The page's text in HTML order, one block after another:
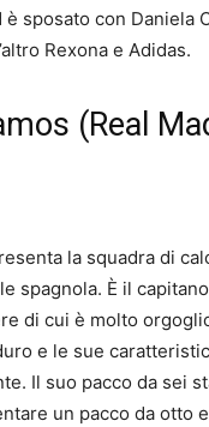
sposato con Daniela
Rexona e Adidas.
(Real
la squadra di
spagnola. È il
di cui è molto
e le sue
Il suo pacco da sei
un pacco da otto